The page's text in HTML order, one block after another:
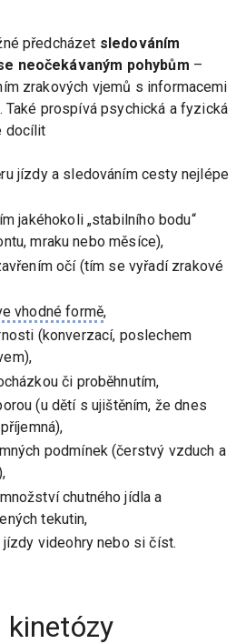
předcházet sledováním
neočekávaným pohybům –
zrakových vjemů s informacemi
Také prospívá psychická a fyzická
docílit
jízdy a sledováním cesty nejlépe
jakéhokoli „stabilního bodu“
mraku nebo měsíce),
očí (tím se vyřadí zrakové
vhodné formě,
(konverzací, poslechem
či proběhnutím,
(u dětí s ujištěním, že dnes
podmínek (čerstvý vzduch a
chutného jídla a
tekutin,
videohry nebo si číst.
kinetózy